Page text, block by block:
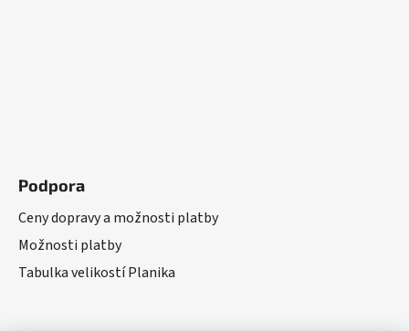
Podpora
Ceny dopravy a možnosti platby
Možnosti platby
Tabulka velikostí Planika